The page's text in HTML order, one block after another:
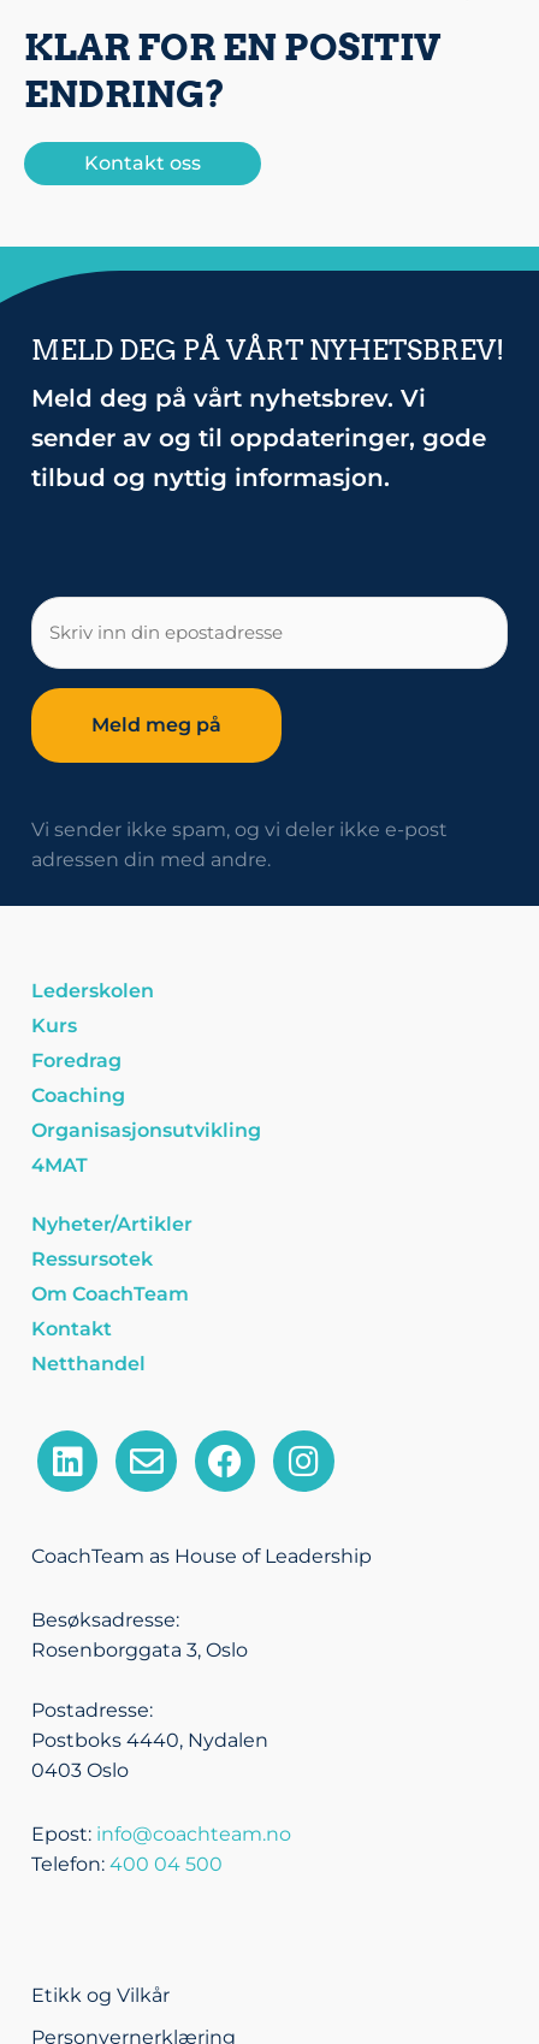
KLAR FOR EN POSITIV
ENDRING?
Kontakt oss
MELD DEG PÅ VÅRT NYHETSBREV!
Meld deg på vårt nyhetsbrev. Vi
sender av og til oppdateringer, gode
tilbud og nyttig informasjon.
E-
post
Vi sender ikke spam, og vi deler ikke e-post
adressen din med andre.
Lederskolen
Kurs
Foredrag
Coaching
Organisasjonsutvikling
4MAT
Nyheter/Artikler
Ressursotek
Om CoachTeam
Kontakt
Netthandel
L
i
k
d
i
E
n
e
o
p
F
a
e
o
I
n
t
CoachTeam as House of Leadership
Besøksadresse:
Rosenborggata 3, Oslo
Postadresse:
Postboks 4440, Nydalen
0403 Oslo
Epost: info@coachteam.no
Telefon: 400 04 500
Etikk og Vilkår
Personvernerklæring